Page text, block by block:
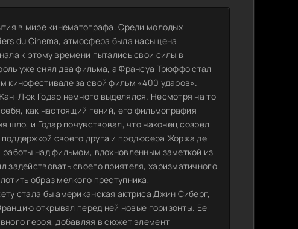
в мире кинематографа. Среди молодых
du Cinema, атмосфера была насыщена
к этому времени пытались свои силы в
уже снял два фильма, а Франсуа Трюффо стал
кинофестивале за свой фильм «400 ударов».
Люк Годар немного выделялся. Несмотря на то
как настоящий гений, его фильмография
шло, и Годар почувствовал, что наконец созрел
своего друга и продюсера Жоржа де
над фильмом, вдохновленным заметкой из
своего приятеля, харизматичного
образ мелкого преступника,
стала бы американская актриса Джин Сиберг,
открывал перед ней новые горизонты. Ее
героя, добавляя в сюжет элемент